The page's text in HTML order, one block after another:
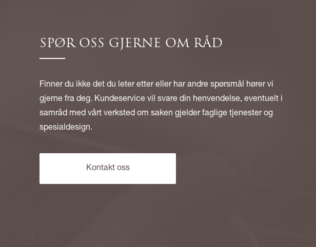
SPØR OSS GJERNE OM RÅD
Finner du ikke det du leter etter eller har andre spørsmål hører vi
gjerne fra deg. Kundeservice vil svare din henvendelse, eventuelt i
samråd med vårt verksted om saken gjelder faglige tjenester og
spesialdesign.
Kontakt oss